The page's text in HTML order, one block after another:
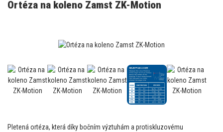
Ortéza na koleno Zamst ZK-Motion
Pletená ortéza, která díky bočním výztuhám a protiskluzovému